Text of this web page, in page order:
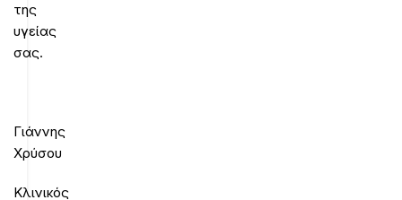
της
υγείας
σας.
Γιάννης
Χρύσου
Κλινικός